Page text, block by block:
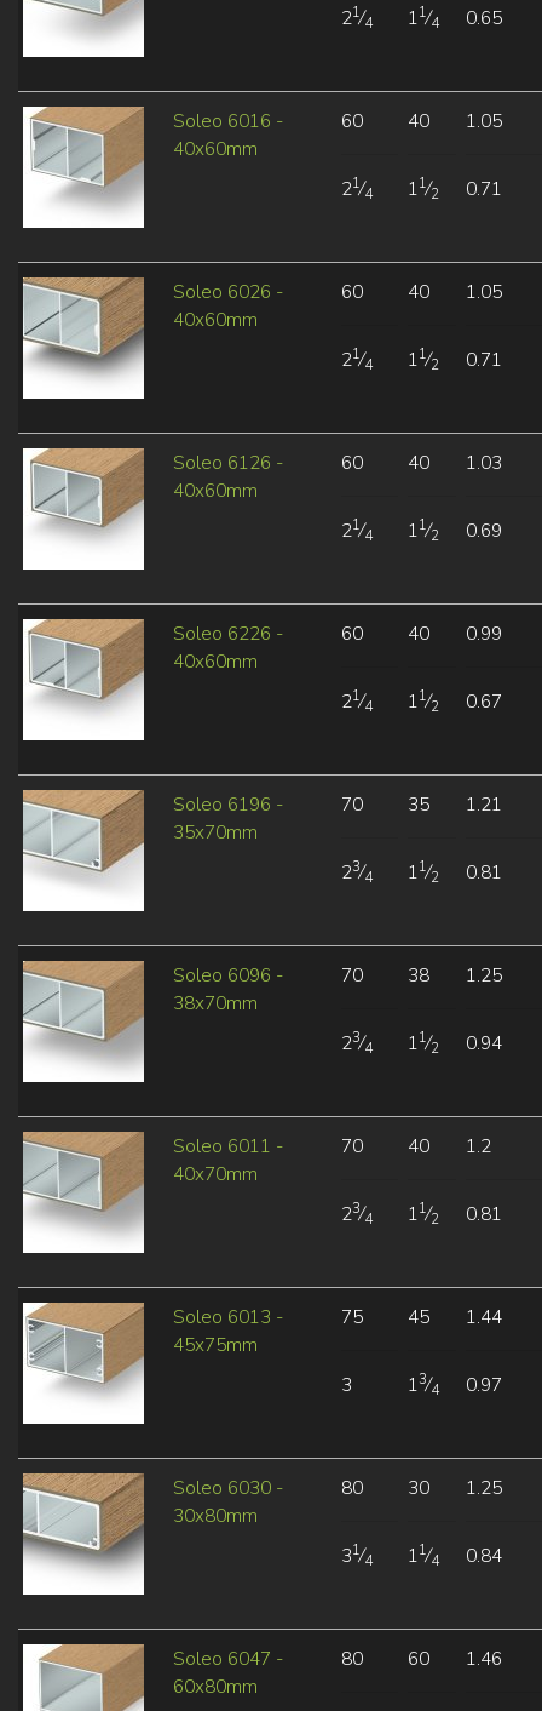
21⁄4 11⁄4 0.65
Soleo 6016 -
40x60mm
60
21⁄4
40
11⁄2
1.05
0.71
Soleo 6026 -
40x60mm
60
21⁄4
40
11⁄2
1.05
0.71
Soleo 6126 -
40x60mm
60
21⁄4
40
11⁄2
1.03
0.69
Soleo 6226 -
40x60mm
60
21⁄4
40
11⁄2
0.99
0.67
Soleo 6196 -
35x70mm
70
23⁄4
35
11⁄2
1.21
0.81
Soleo 6096 -
38x70mm
70
23⁄4
38
11⁄2
1.25
0.94
Soleo 6011 -
40x70mm
70
23⁄4
40
11⁄2
1.2
0.81
Soleo 6013 -
45x75mm
75
3
45
13⁄4
1.44
0.97
Soleo 6030 -
30x80mm
80
31⁄4
30
11⁄4
1.25
0.84
Soleo 6047 -
60x80mm
80 60 1.46